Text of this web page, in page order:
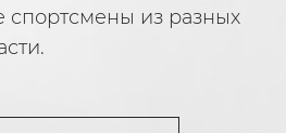
из разных